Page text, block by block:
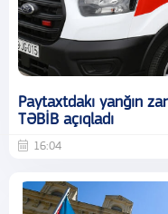
Paytaxtdakı yanğın
TƏBİB açıqladı
16:04